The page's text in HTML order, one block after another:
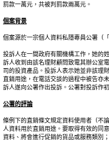
罰款一萬元，共被判罰款兩萬元。
個案背景
個案源於一宗個人資料私隱專員公署（
投訴人在一間政府有關機構工作，她的
訴人收到由該名理財顧問致電其辦公室
司的投資產品。投訴人表示她並非該理
直銷用途，在電話交談的過程中被告亦
訴人遂向公署作出投訴。公署對投訴作
公署的評論
條例下的直銷條文規定資料使用者（不
人資料用於直銷用途。要取得有效的同
資料、將會進行促銷的貨品或服務類別